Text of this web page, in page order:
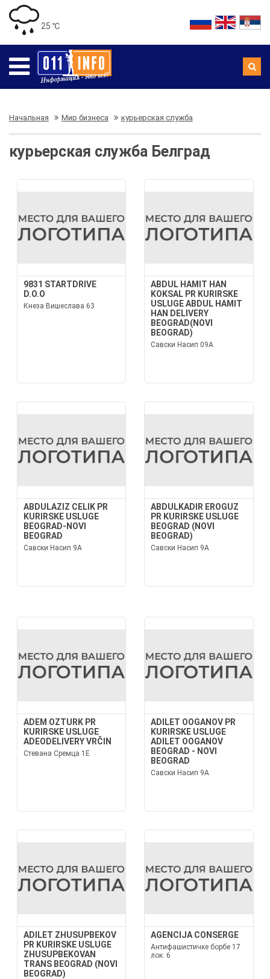
25 ℃
Начальная Мир бизнеса курьерская служба
курьерская служба Белград
9831 STARTDRIVE
D.O.O
Кнеза Вишеслава 63
ABDUL HAMIT HAN
KOKSAL PR KURIRSKE
USLUGE ABDUL HAMIT
HAN DELIVERY
BEOGRAD(NOVI
BEOGRAD)
Савски Насип 09А
ABDULAZIZ CELIK PR
KURIRSKE USLUGE
BEOGRAD-NOVI
BEOGRAD
Савски Насип 9А
ABDULKADIR EROGUZ
PR KURIRSKE USLUGE
BEOGRAD (NOVI
BEOGRAD)
Савски Насип 9А
ADEM OZTURK PR
KURIRSKE USLUGE
ADEODELIVERY VRČIN
Стевана Сремца 1Е
ADILET OOGANOV PR
KURIRSKE USLUGE
ADILET OOGANOV
BEOGRAD - NOVI
BEOGRAD
Савски Насип 9А
ADILET ZHUSUPBEKOV
PR KURIRSKE USLUGE
ZHUSUPBEKOVAN
TRANS BEOGRAD (NOVI
BEOGRAD)
AGENCIJA CONSERGE
Антифашистичке борбе 17
лок. 6